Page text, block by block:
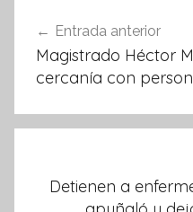
o
k
p
de
entradas
Entrada anterior
Magistrado Héctor
cercanía con
Detienen a